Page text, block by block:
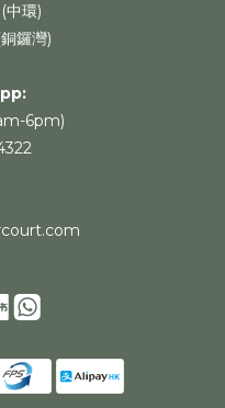
環)
鑼灣)
:
6pm)